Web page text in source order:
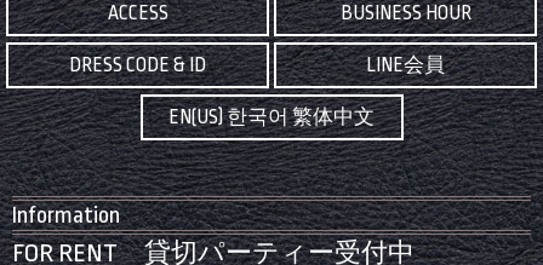
ACCESS BUSINESS HOUR
DRESS CODE & ID LINE会員
EN(US) 한국어 繁体中文
Information
FOR RENT 貸切パーティー受付中